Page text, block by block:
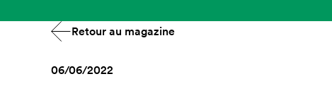
Retour au magazine
06/06/2022